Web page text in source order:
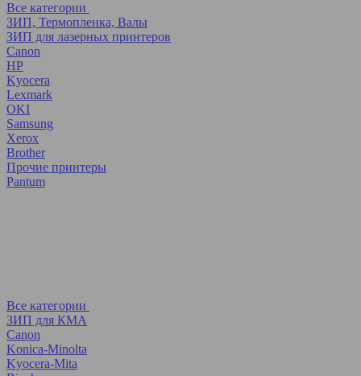
Все категории
ЗИП, Термопленка, Валы
ЗИП для лазерных принтеров
Canon
HP
Kyocera
Lexmark
OKI
Samsung
Xerox
Brother
Прочие принтеры
Pantum
Все категории
ЗИП для КМА
Canon
Konica-Minolta
Kyocera-Mita